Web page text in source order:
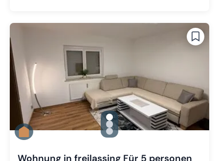
gallery.slide_selector
Zu Slide 1 wechseln
Zu Slide 2 wechseln
Zu Slide 3 wechseln
Wohnung in freilassing Für 5 personen